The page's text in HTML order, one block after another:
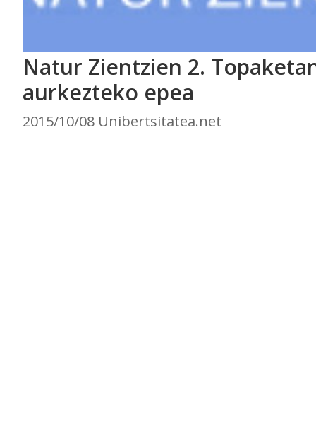
Natur Zientzien 2.
aurkezteko epea
2015/10/08 Unibertsitatea.net